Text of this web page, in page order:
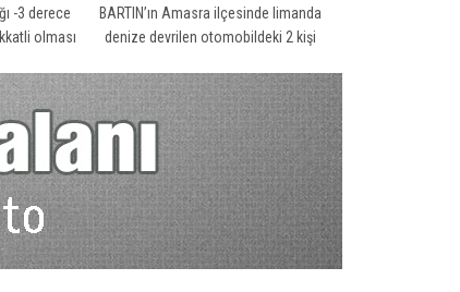
-3 derece
olması
BARTIN’ın Amasra ilçesinde limanda
denize devrilen otomobildeki 2 kişi